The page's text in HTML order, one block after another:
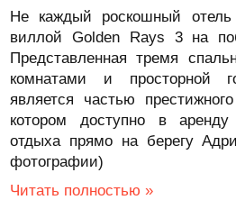
Не каждый роскошный
виллой Golden Rays 3 на
Представленная тремя
комнатами и просторной
является частью
котором доступно в аренду
отдыха прямо на берегу
фотографии)
Читать полностью »